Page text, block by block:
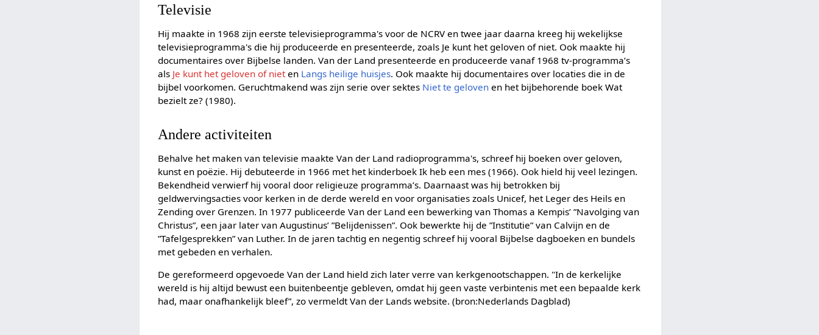
Televisie
Hij maakte in 1968 zijn eerste televisieprogramma's voor de NCRV en twee jaar daarna kreeg hij wekelijkse
televisieprogramma's die hij produceerde en presenteerde, zoals Je kunt het geloven of niet. Ook maakte hij
documentaires over Bijbelse landen. Van der Land presenteerde en produceerde vanaf 1968 tv-programma’s
als Je kunt het geloven of nieten Langs heilige huisjes. Ook maakte hij documentaires over locaties die in de
bijbel voorkomen. Geruchtmakend was zijn serie over sektes Niet te geloven en het bijbehorende boek Wat
bezielt ze? (1980).
Andere activiteiten
Behalve het maken van televisie maakte Van der Land radioprogramma's, schreef hij boeken over geloven,
kunst en poëzie. Hij debuteerde in 1966 met het kinderboek Ik heb een mes (1966). Ook hield hij veel lezingen.
Bekendheid verwierf hij vooral door religieuze programma’s. Daarnaast was hij betrokken bij
geldwervingsacties voor kerken in de derde wereld en voor organisaties zoals Unicef, het Leger des Heils en
Zending over Grenzen. In 1977 publiceerde Van der Land een bewerking van Thomas a Kempis’ ”Navolging van
Christus”, een jaar later van Augustinus’ ”Belijdenissen”. Ook bewerkte hij de ”Institutie” van Calvijn en de
”Tafelgesprekken” van Luther. In de jaren tachtig en negentig schreef hij vooral Bijbelse dagboeken en bundels
met gebeden en verhalen.
De gereformeerd opgevoede Van der Land hield zich later verre van kerkgenootschappen. "In de kerkelijke
wereld is hij altijd bewust een buitenbeentje gebleven, omdat hij geen vaste verbintenis met een bepaalde kerk
had, maar onafhankelijk bleef”, zo vermeldt Van der Lands website. (bron:Nederlands Dagblad)